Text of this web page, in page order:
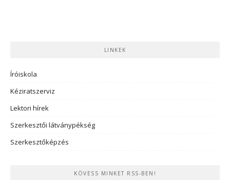
LINKEK
Íróiskola
Kéziratszerviz
Lektori hírek
Szerkesztői látványpékség
Szerkesztőképzés
KÖVESS MINKET RSS-BEN!